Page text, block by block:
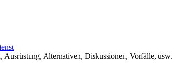
Ausrüstung, Alternativen, Diskussionen, Vorfälle, usw.